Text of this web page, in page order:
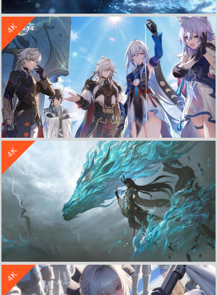
cos美女 镜流 崩坏星穹铁道 月夜 4K壁纸
4K
崩坏星穹铁道4K高清壁纸3840x2160
立 即 下 载
收 藏
4K
崩坏星穹铁道 丹恒饮月 4K壁纸 水龙 高清
立 即 下 载
收 藏
4K
立 即 下 载
收 藏